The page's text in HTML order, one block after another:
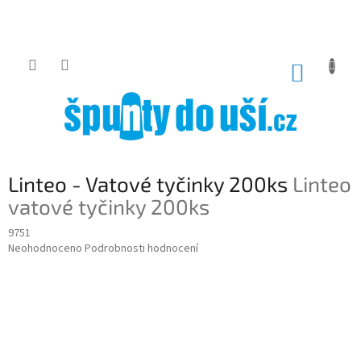
Linteo - Vatové tyčinky 200ks Linteo
vatové tyčinky 200ks
9751
Průměrné
Neohodnoceno Podrobnosti hodnocení